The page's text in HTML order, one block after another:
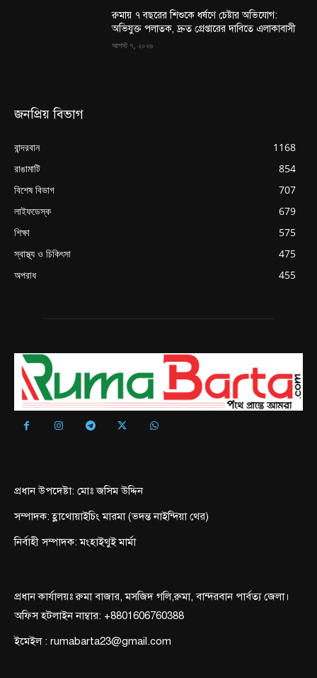
রুমায় ৭ বছরের শিশুকে ধর্ষণে চেষ্টার অভিযোগ:
অভিযুক্ত পলাতক, দ্রুত গ্রেপ্তারের দাবিতে এলাকাবাসী
আগস্ট ৭, ২০২৬
জনপ্রিয় বিভাগ
বান্দরবান
1168
রাঙামাটি
854
বিশেষ বিভাগ
707
লাইফডেস্ক
679
শিক্ষা
575
স্বাস্থ্য ও চিকিৎসা
475
অপরাধ
455
প্রধান উপদেষ্টা: মোঃ জসিম উদ্দিন
সম্পাদক: হ্লাথোয়াইচিং মারমা (ভদন্ত নাইন্দিয়া থের)
নির্বাহী সম্পাদক: মংহাইথুই মার্মা
প্রধান কার্যালয়ঃ রুমা বাজার, মসজিদ গলি,রুমা, বান্দরবান পার্বত্য জেলা।
অফিস হটলাইন নাম্বার: +8801606760388
ইমেইল : rumabarta23@gmail.com